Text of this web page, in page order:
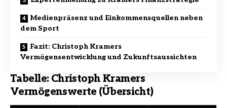
Medienpräsenz und Einkommensquellen neben
dem Sport
Fazit: Christoph Kramers
Vermögensentwicklung und Zukunftsaussichten
Tabelle: Christoph Kramers
Vermögenswerte (Übersicht)